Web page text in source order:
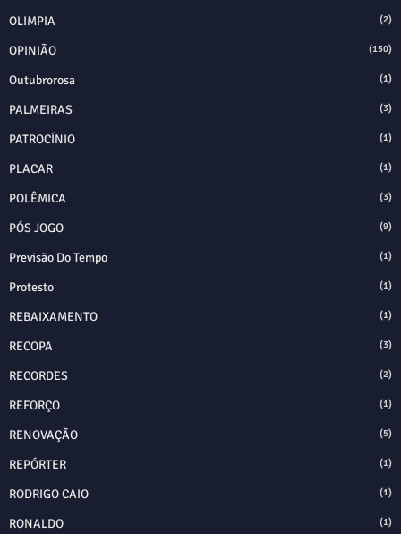
OLIMPIA (2)
OPINIÃO (150)
Outubrorosa (1)
PALMEIRAS (3)
PATROCÍNIO (1)
PLACAR (1)
POLÊMICA (3)
PÓS JOGO (9)
Previsão Do Tempo (1)
Protesto (1)
REBAIXAMENTO (1)
RECOPA (3)
RECORDES (2)
REFORÇO (1)
RENOVAÇÃO (5)
REPÓRTER (1)
RODRIGO CAIO (1)
RONALDO (1)